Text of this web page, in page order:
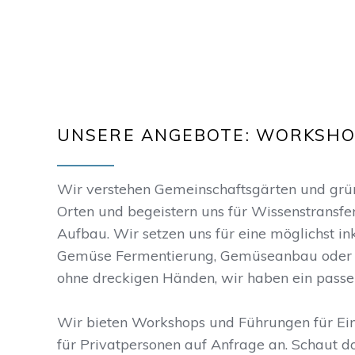
UNSERE ANGEBOTE:
Wir verstehen Gemeinschaftsgärten und
Orten und begeistern uns für
Aufbau. Wir setzen uns für eine möglichst
Gemüse Fermentierung, Gemüseanbau
ohne dreckigen Händen, wir haben ein
Wir bieten Workshops und Führungen für
für Privatpersonen auf Anfrage an. Schaut